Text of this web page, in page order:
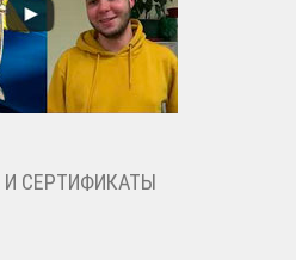
СЕРТИФИКАТЫ